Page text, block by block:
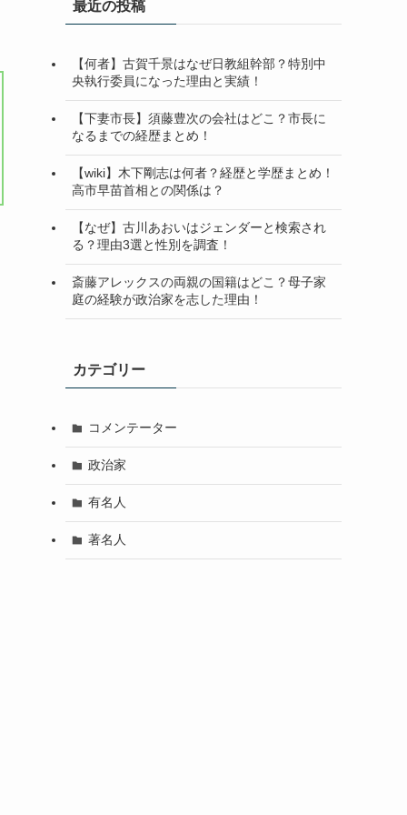
最近の投稿
【何者】古賀千景はなぜ日教組幹部？特別中
央執行委員になった理由と実績！
【下妻市長】須藤豊次の会社はどこ？市長に
なるまでの経歴まとめ！
【wiki】木下剛志は何者？経歴と学歴まとめ！
高市早苗首相との関係は？
【なぜ】古川あおいはジェンダーと検索され
る？理由3選と性別を調査！
斎藤アレックスの両親の国籍はどこ？母子家
庭の経験が政治家を志した理由！
カテゴリー
コメンテーター
政治家
有名人
著名人